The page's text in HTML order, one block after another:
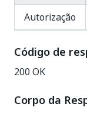
Autorização
Código de
200 OK
Corpo da